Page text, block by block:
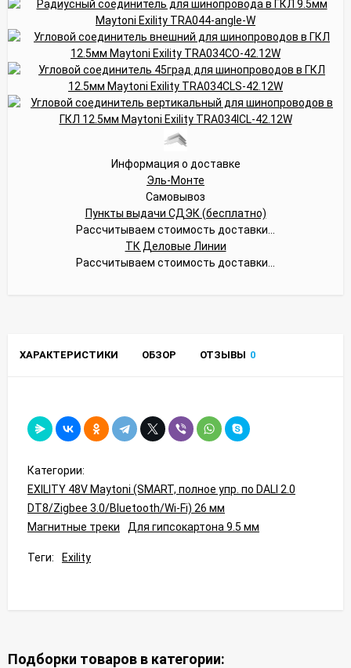
Информация о доставке
Эль-Монте
Самовывоз
Пункты выдачи СДЭК (бесплатно)
Рассчитываем стоимость доставки...
ТК Деловые Линии
Рассчитываем стоимость доставки...
ХАРАКТЕРИСТИКИ ОБЗОР ОТЗЫВЫ 0
Категории:
EXILITY 48V Maytoni (SMART, полное упр. по DALI 2.0
DT8/Zigbee 3.0/Bluetooth/Wi-Fi) 26 мм
Магнитные треки
Для гипсокартона 9.5 мм
Теги: Exility
Подборки товаров в категории: